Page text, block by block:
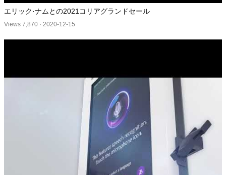
エリック·ナムとの2021コリアグランドセール
Views 7,870 · 2020-12-15